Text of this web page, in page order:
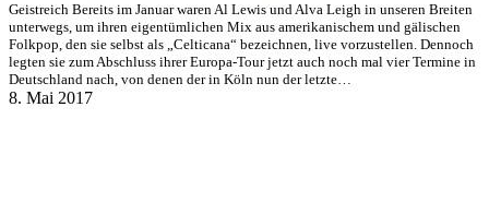
Geistreich Bereits im Januar waren Al Lewis und Alva Leigh in unseren Breiten
unterwegs, um ihren eigentümlichen Mix aus amerikanischem und gälischen
Folkpop, den sie selbst als „Celticana“ bezeichnen, live vorzustellen. Dennoch
legten sie zum Abschluss ihrer Europa-Tour jetzt auch noch mal vier Termine in
Deutschland nach, von denen der in Köln nun der letzte…
8. Mai 2017